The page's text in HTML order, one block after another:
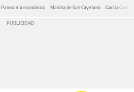
Panorama económico Marcha de San Cayetano García Cuerva